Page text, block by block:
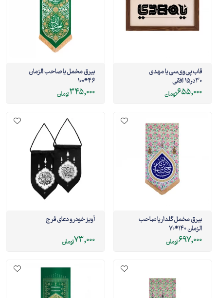
قاب پی‌وی‌سی یا مهدی
30در15 افقی
655,000تومان
بیرق مخمل یا صاحب الزمان
46*100
345,000تومان
بیرق مخمل گلدار یا صاحب
الزمان 140*70
697,000تومان
آویز خودرو دعای فرج
73,000تومان